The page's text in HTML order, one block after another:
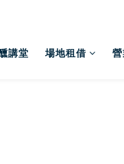
講堂 場地租借